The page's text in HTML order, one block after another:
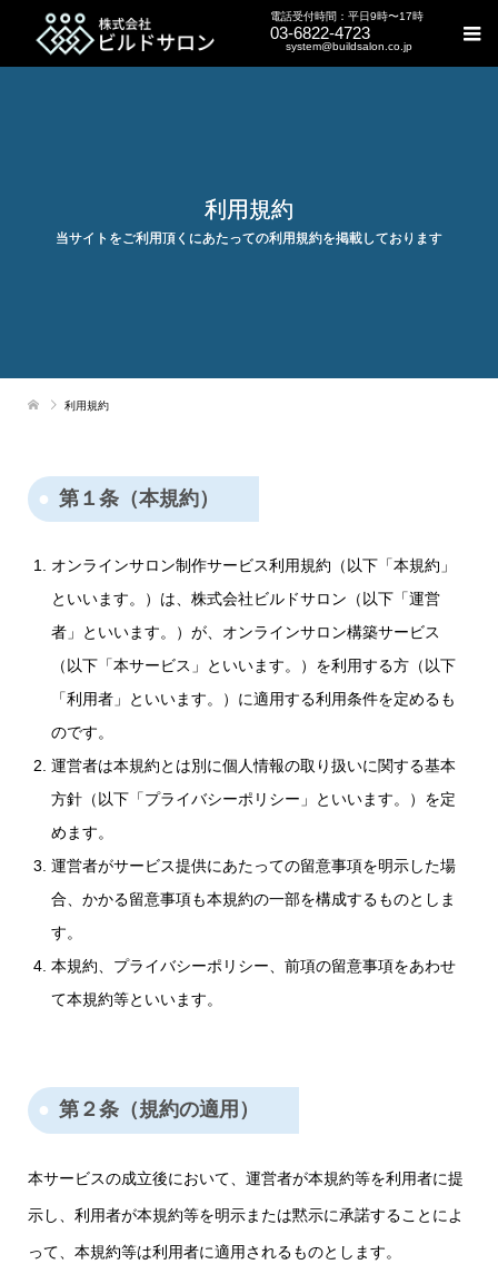
電話受付時間：平日9時〜17時
03-6822-4723
system@buildsalon.co.jp
利用規約
当サイトをご利用頂くにあたっての利用規約を掲載しております
利用規約
第１条（本規約）
オンラインサロン制作サービス利用規約（以下「本規約」
といいます。）は、株式会社ビルドサロン（以下「運営
者」といいます。）が、オンラインサロン構築サービス
（以下「本サービス」といいます。）を利用する方（以下
「利用者」といいます。）に適用する利用条件を定めるも
のです。
運営者は本規約とは別に個人情報の取り扱いに関する基本
方針（以下「プライバシーポリシー」といいます。）を定
めます。
運営者がサービス提供にあたっての留意事項を明示した場
合、かかる留意事項も本規約の一部を構成するものとしま
す。
本規約、プライバシーポリシー、前項の留意事項をあわせ
て本規約等といいます。
第２条（規約の適用）
本サービスの成立後において、運営者が本規約等を利用者に提
示し、利用者が本規約等を明示または黙示に承諾することによ
って、本規約等は利用者に適用されるものとします。